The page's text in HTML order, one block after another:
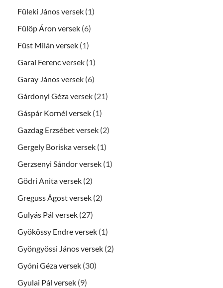
Füleki János versek (1)
Fülöp Áron versek (6)
Füst Milán versek (1)
Garai Ferenc versek (1)
Garay János versek (6)
Gárdonyi Géza versek (21)
Gáspár Kornél versek (1)
Gazdag Erzsébet versek (2)
Gergely Boriska versek (1)
Gerzsenyi Sándor versek (1)
Gödri Anita versek (2)
Greguss Ágost versek (2)
Gulyás Pál versek (27)
Gyökössy Endre versek (1)
Gyöngyössi János versek (2)
Gyóni Géza versek (30)
Gyulai Pál versek (9)